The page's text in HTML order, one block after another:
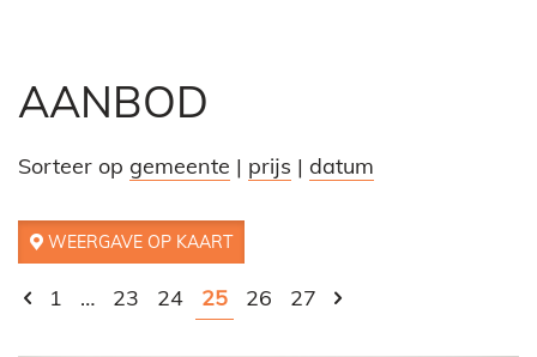
AANBOD
Sorteer op gemeente | prijs | datum
WEERGAVE OP KAART
1 … 23 24 25 26 27